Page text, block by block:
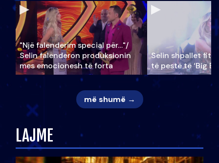
"Një falenderim special për…"/
Selin falënderon produksionin
mes emocionesh të forta
Selin shpallet
të pestë të ‘Big
më shumë →
LAJME